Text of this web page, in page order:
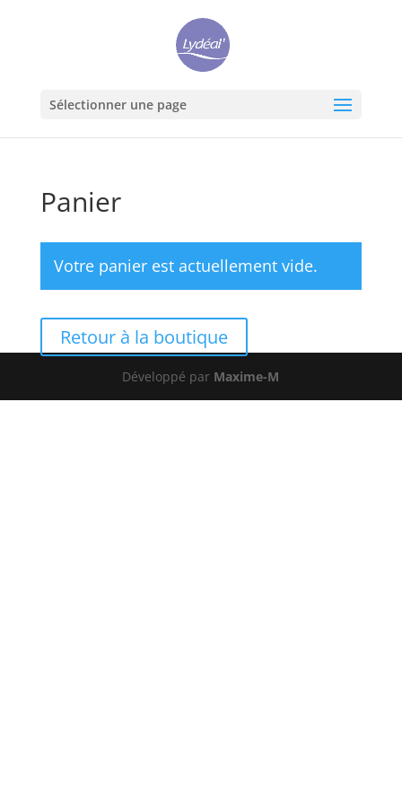
Sélectionner une page
Panier
Votre panier est actuellement vide.
Retour à la boutique
Développé par Maxime-M